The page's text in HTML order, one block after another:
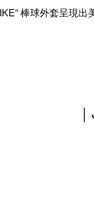
棒球外套呈現出